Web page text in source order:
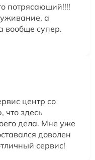
потрясающий!!!!
а
вообще супер.
центр со
что здесь
дела. Мне уже
доволен
сервис!